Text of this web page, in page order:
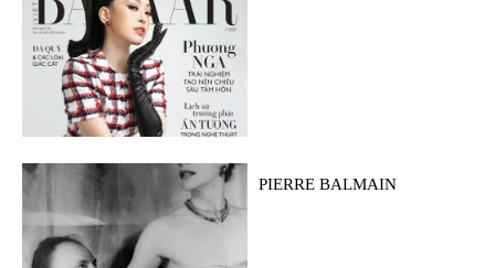
PIERRE BALMAIN